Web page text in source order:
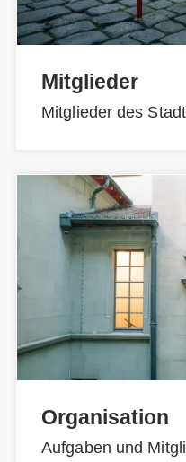
Mitglieder
Mitglieder des
Organisation
Aufgaben und